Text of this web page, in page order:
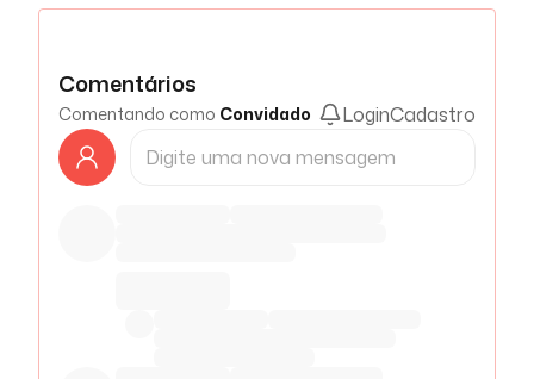
Comentários
Comentando como Convidado LoginCadastro